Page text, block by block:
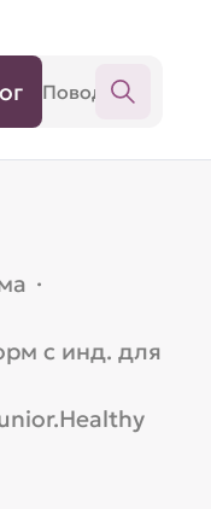
·
с инд. для